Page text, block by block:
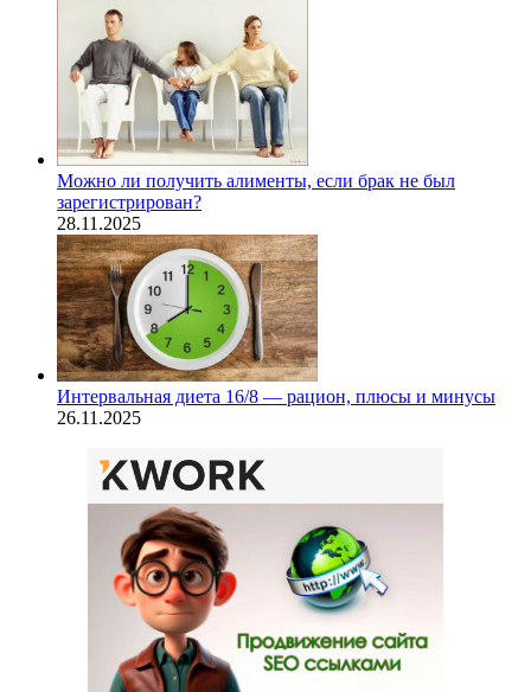
Можно ли получить алименты, если брак не был
зарегистрирован?
28.11.2025
Интервальная диета 16/8 — рацион, плюсы и минусы
26.11.2025